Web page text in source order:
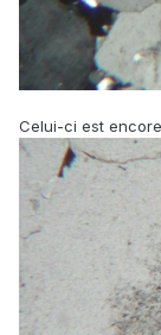
Celui-ci est